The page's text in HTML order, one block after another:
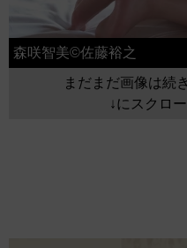
森咲智美©佐藤裕之
まだまだ画像は続
↓にスクロ